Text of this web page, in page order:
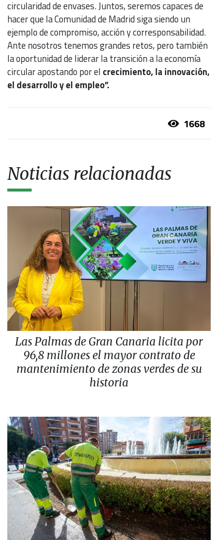
circularidad de envases. Juntos, seremos capaces de
hacer que la Comunidad de Madrid siga siendo un
ejemplo de compromiso, acción y corresponsabilidad.
Ante nosotros tenemos grandes retos, pero también
la oportunidad de liderar la transición a la economía
circular apostando por el crecimiento, la innovación,
el desarrollo y el empleo”.
1668
Noticias relacionadas
Las Palmas de Gran Canaria licita por
96,8 millones el mayor contrato de
mantenimiento de zonas verdes de su
historia